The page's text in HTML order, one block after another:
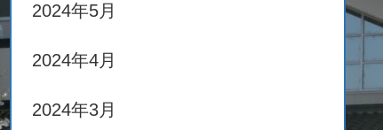
2024年5月
2024年4月
2024年3月